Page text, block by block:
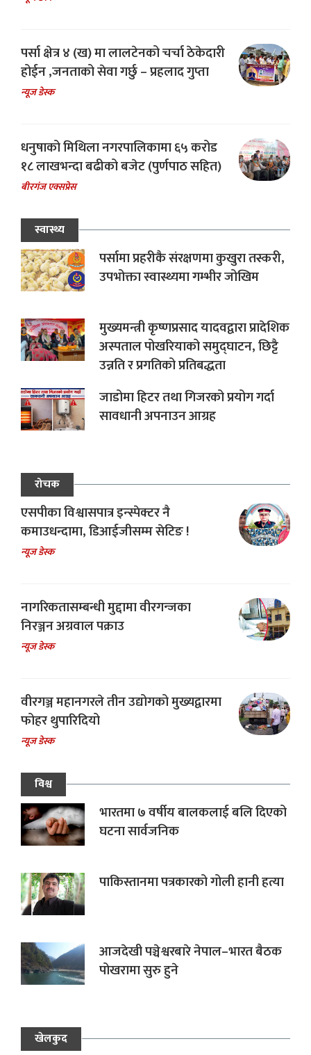
पर्सा क्षेत्र ४ (ख) मा लालटेनको चर्चा ठेकेदारी
होईन ,जनताको सेवा गर्छु – प्रहलाद गुप्ता
न्यूज डेस्क
धनुषाको मिथिला नगरपालिकामा ६५ करोड
१८ लाखभन्दा बढीको बजेट (पुर्णपाठ सहित)
बीरगंज एक्सप्रेस
स्वास्थ्य
पर्सामा प्रहरीकै संरक्षणमा कुखुरा तस्करी,
उपभोक्ता स्वास्थ्यमा गम्भीर जोखिम
मुख्यमन्त्री कृष्णप्रसाद यादवद्वारा प्रादेशिक
अस्पताल पोखरियाको समुद्घाटन, छिट्टै
उन्नति र प्रगतिको प्रतिबद्धता
जाडोमा हिटर तथा गिजरको प्रयोग गर्दा
सावधानी अपनाउन आग्रह
रोचक
एसपीका विश्वासपात्र इन्स्पेक्टर नै
कमाउधन्दामा, डिआईजीसम्म सेटिङ !
न्यूज डेस्क
नागरिकतासम्बन्धी मुद्दामा वीरगन्जका
निरञ्जन अग्रवाल पक्राउ
न्यूज डेस्क
वीरगञ्ज महानगरले तीन उद्योगको मुख्यद्वारमा
फोहर थुपारिदियो
न्यूज डेस्क
विश्व
भारतमा ७ वर्षीय बालकलाई बलि दिएको
घटना सार्वजनिक
पाकिस्तानमा पत्रकारको गोली हानी हत्या
आजदेखी पञ्चेश्वरबारे नेपाल–भारत बैठक
पोखरामा सुरु हुने
खेलकुद